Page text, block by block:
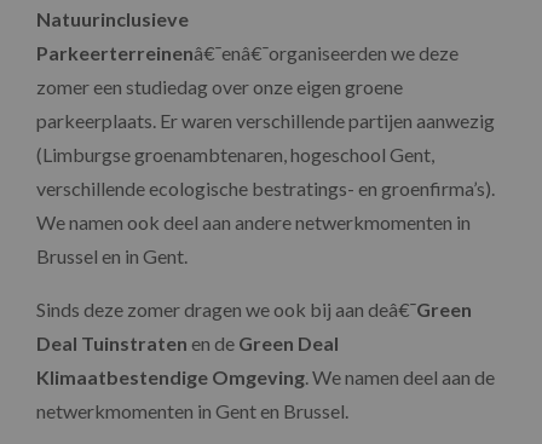
Natuurinclusieve
Parkeerterreinenâ€¯enâ€¯organiseerden we deze
zomer een studiedag over onze eigen groene
parkeerplaats. Er waren verschillende partijen aanwezig
(Limburgse groenambtenaren, hogeschool Gent,
verschillende ecologische bestratings- en groenfirma’s).
We namen ook deel aan andere netwerkmomenten in
Brussel en in Gent.
Sinds deze zomer dragen we ook bij aan deâ€¯Green
Deal Tuinstraten en de Green Deal
Klimaatbestendige Omgeving. We namen deel aan de
netwerkmomenten in Gent en Brussel.